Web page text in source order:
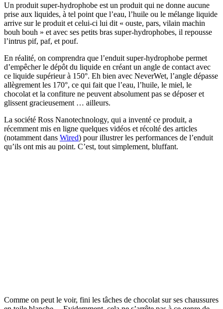
Un produit super-hydrophobe est un produit qui ne donne aucune
prise aux liquides, à tel point que l’eau, l’huile ou le mélange liquide
arrive sur le produit et celui-ci lui dit « ouste, pars, vilain machin
bouh bouh » et avec ses petits bras super-hydrophobes, il repousse
l’intrus pif, paf, et pouf.
En réalité, on comprendra que l’enduit super-hydrophobe permet
d’empêcher le dépôt du liquide en créant un angle de contact avec
ce liquide supérieur à 150°. Eh bien avec NeverWet, l’angle dépasse
allègrement les 170°, ce qui fait que l’eau, l’huile, le miel, le
chocolat et la confiture ne peuvent absolument pas se déposer et
glissent gracieusement … ailleurs.
La société Ross Nanotechnology, qui a inventé ce produit, a
récemment mis en ligne quelques vidéos et récolté des articles
(notamment dans Wired) pour illustrer les performances de l’enduit
qu’ils ont mis au point. C’est, tout simplement, bluffant.
Comme on peut le voir, fini les tâches de chocolat sur ses chaussures